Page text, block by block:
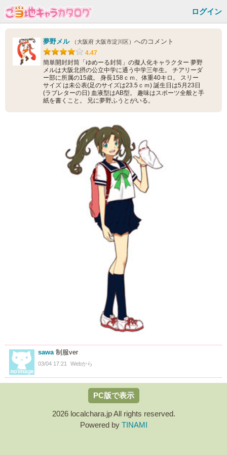
ログイン
夢野メル （大阪府 大阪市淀川区） へのコメント
4.47
簡単開封封筒「ゆめーる封筒」の擬人化キャラクター 夢野
メルは大阪北摂の公立中学に通う中学三年生。 チアリーダ
ー部に所属の15歳。 身長158ｃｍ、体重40キロ。 スリー
サイズ は未公表(足のサイズは23.5ｃｍ) 誕生日は5月23日
(ラブレターの日) 血液型はAB型。 趣味はスポーツ全般と手
紙を書くこと。 兄に夢野ふうとがいる。
sawa制服ver
03/04 17:21 Webから
PC版で表示
2026 localchara.jp All rights reserved.
Powered by TINAMI